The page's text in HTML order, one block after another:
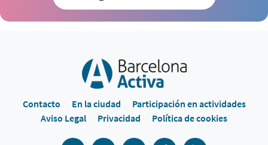
Contacto En la ciudad
Participación en actividades
Aviso Legal
Privacidad Política de cookies